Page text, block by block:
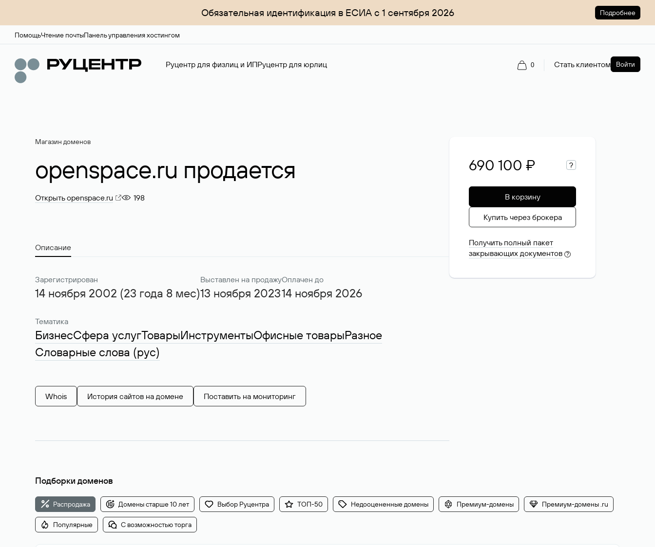
Обязательная идентификация в ЕСИА с 1 сентября 2026 Подробнее
ПомощьЧтение почтыПанель управления хостингом
Руцентр для физлиц и ИПРуцентр для юрлиц 0 Стать клиентом Войти
Магазин доменов
openspace.ru продается
Открыть openspace.ru 198
Описание
Зарегистрирован
14 ноября 2002 (23 года 8 мес)
Выставлен на продажу
13 ноября 2023
Оплачен до
14 ноября 2026
Тематика
БизнесСфера услугТоварыИнструментыОфисные товарыРазное
Словарные слова (рус)
Whois История сайтов на домене Поставить на мониторинг
690 100 ₽ ?
В корзину
Купить через брокера
Получить полный пакет
закрывающих документов ?
Подборки доменов
Распродажа Домены старше 10 лет Выбор Руцентра ТОП-50 Недооцененные домены Премиум-домены Премиум-домены .ru
Популярные С возможностью торга